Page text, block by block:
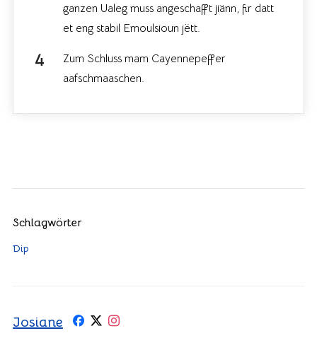
ganzen Ualeg muss angeschafft jiänn, fir datt
et eng stabil Emoulsioun jëtt.
Zum Schluss mam Cayennepeffer
aafschmaaschen.
Schlagwörter
Dip
Josiane